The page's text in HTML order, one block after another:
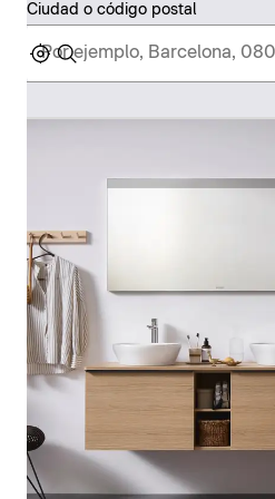
Ciudad o código postal